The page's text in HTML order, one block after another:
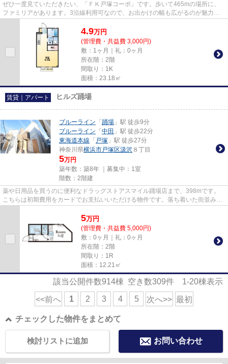
ぜひ一度見ていただきたい、「ＦＫ戸塚コーポ」です。歩いて465mの場所に、
ファミリアがあります。3沿線利用可なので、お出かけの幅も広がるのが魅力で
す。この物件は窓からの陽当りも...
4.9万円
(管理費・共益費 3,000円)
敷：1ヶ月｜礼：0ヶ月
所在階：2階
間取り：1K
面積：23.18㎡
賃貸｜アパート ヒルズ踊場
ブルーライン 「 踊場 」駅 徒歩9分
ブルーライン 「 中田 」駅 徒歩22分
東海道本線 「 戸塚 」駅 徒歩27分
神奈川県横浜市戸塚区汲沢 ８丁目
5万円
築年数：築8年 ｜募集中： 1室
階数：2階建
薬や日用品を買うのに便利なドラッグストアスマイル踊場店まで、398mです。
こちらは初期費用をカードでお支払いいただける物件です。落ち着いた街並みが
5万円
(管理費・共益費 5,000円)
敷：0ヶ月｜礼：0ヶ月
所在階：2階
間取り：1R
面積：12.21㎡
該当公開件数914棟 空き数309件 1-20棟表示
<<前へ 1 2 3 4 5 次へ>> 最初
チェックした物件をまとめて
お問い合わせ
検討リストに追加